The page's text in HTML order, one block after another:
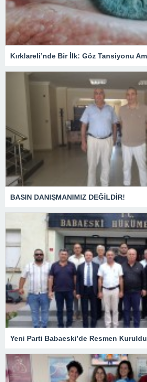
BASIN DANIŞMANIMIZ DEĞİLDİR!
Yeni Parti Babaeski’de Resmen Kuruldu